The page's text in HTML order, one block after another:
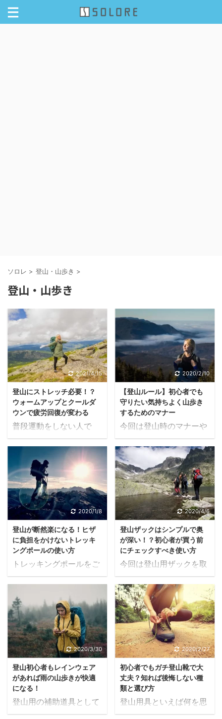
ソロレ > 登山・山歩き >
登山・山歩き
2021/4/15
登山にストレッチ必要！？
ウォームアップとクールダ
ウンで疲労回復が変わる
普段運動をしない人で
も、ウォームアップの必
要性は知っているでしょ
う。 昔に比べれば随分浸
透したものです。その原
因の1つがTVを中心とし
たメディア放送にありま
す。 特にスポーツ観戦に
おいて、試合開始までの
期待が高まる中では選手
たちの準備運動でさえも
注目の材料になります。
そこで、「試合の前には
は認識するのです。 一方
で、クールダウンについ
ては一般的な認知度が不
十分です。ウォームアッ
プと同様に、クールダウ
ンも非常に重要です。 今
回は、ウォームアップに
加えてクールダウ ...
2020/2/10
【登山ルール】初心者でも
守りたい気持ちよく山歩き
するためのマナー
今回は登山時のマナーや
ルールをテーマに取り上
げます。登山客が自分一
人だけということはほと
んどありません。 仮にそ
のような状況があったと
しても、自分の所作によ
り山の環境を乱してしま
っては社会人としての品
性に関わります。 しか
し、登山の経験が浅い場
合には気づきにくいマナ
ーがあるのも事実です。
挙げてご紹介していきま
す。 すれ違い時のマナー
登山道は必ずしも幅広と
は限らず、満足にすれ違
うことができないことも
しばしばあります。この
際、どちらかが道の端に
立って相手に道を譲るこ
とになります。 こ ...
2020/1/8
登山が断然楽になる！ヒザ
に負担をかけないトレッキ
ングポールの使い方
トレッキングポールをご
存知でしょうか。トレッ
補助アイテムの1つで、
杖やストックの形をして
います。 少し前までは主
に中高年層が持っている
イメージでしたが、近年
では進化が目覚ましく、
機能だけでなくデザイン
もスタイリッシュで若者
が持っても何ら違和感は
ありません。 今や老若男
2020/4/6
登山ザックはシンプルで奥
が深い！？初心者が買う前
にチェックすべき使い方
今回は登山用ザックを取
り上げます。ザックにつ
いては登山道具の記事で
も一度簡単に触れました
が、当記事ではザックの
みにターゲットを絞り込
み、より詳細な内容をご
紹介していきます。 ザッ
クの基本機能を把握しよ
う ザックはリュックサッ
クとは異なる、登山用の
アイテムです。 単に背負
えて荷物が入るだけでは
2020/3/30
登山初心者もレインウェア
があれば雨の山歩きが快適
になる！
登山用の補助道具として
初心者でも必須といえる
2020/2/27
初心者でもガチ登山靴で大
丈夫？知れば後悔しない種
類と選び方
登山用具といえば何を思
い浮かべますか。大きな